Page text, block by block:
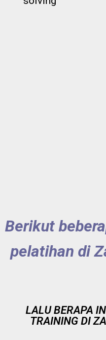
Berikut
pelatihan di
LALU BERAPA
TRAINING DI